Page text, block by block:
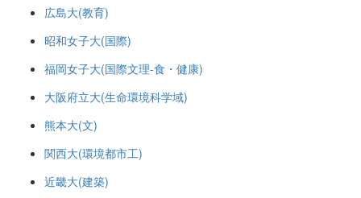
広島大(教育)
昭和女子大(国際)
福岡女子大(国際文理-食・健康)
大阪府立大(生命環境科学域)
熊本大(文)
関西大(環境都市工)
近畿大(建築)